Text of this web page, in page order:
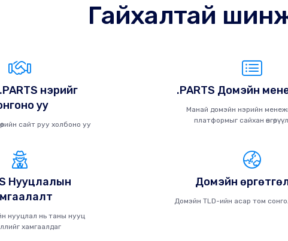
Гайхалтай
нэрийг
уу
сайт руу холбоно уу
.PARTS Домэйн
Манай домэйн нэрийн
платформыг сайхан
Нууцлалын
нууцлал нь таны нууц
хамгаалдаг
Домэйн
Домэйн TLD-ийн асар том